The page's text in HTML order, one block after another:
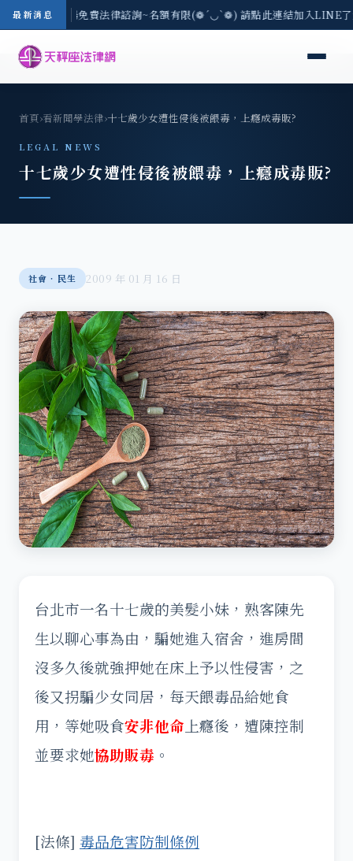
最新消息
-8/3(一) 現場免費法律諮詢~名額有限(❁´◡`❁) 請點此連結加入LINE
首頁›看新聞學法律›十七歲少女遭性侵後被餵毒，上癮成毒販?
LEGAL NEWS
十七歲少女遭性侵後被餵毒，上癮成毒販?
社會‧民生 2009 年 01 月 16 日
台北市一名十七歲的美髮小妹，熟客陳先
生以聊心事為由，騙她進入宿舍，進房間
沒多久後就強押她在床上予以性侵害，之
後又拐騙少女同居，每天餵毒品給她食
用，等她吸食安非他命 上癮後，遭陳控制
並要求她協助販毒 。
[法條] 毒品危害防制條例